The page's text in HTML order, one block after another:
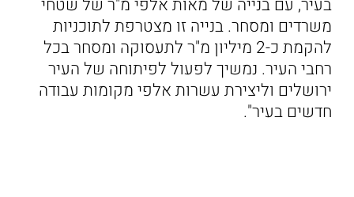
משרדים ומסחר. בנייה זו מצטרפת לתוכניות
להקמת כ-2 מיליון מ"ר לתעסוקה ומסחר בכל
רחבי העיר. נמשיך לפעול לפיתוחה של העיר
ירושלים וליצירת עשרות אלפי מקומות עבודה
חדשים בעיר".